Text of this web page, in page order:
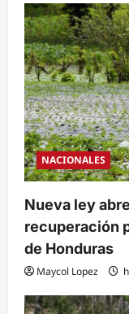
NACIONALES
Nueva ley
recuperación
de Honduras
Maycol Lopez